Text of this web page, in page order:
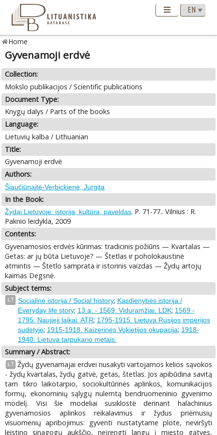
Home
Gyvenamoji erdvė
Collection:
Mokslo publikacijos / Scientific publications
Document Type:
Knygų dalys / Parts of the books
Language:
Lietuvių kalba / Lithuanian
Title:
Gyvenamoji erdvė
Authors:
Šiaučiūnaitė-Verbickienė, Jurgita
In the Book:
Žydai Lietuvoje: istorija, kultūra, paveldas. P. 71-77.. Vilnius : R.
Paknio leidykla, 2009
Contents:
Gyvenamosios erdvės kūrimas: tradicinis požiūris — Kvartalas —
Getas: ar jų būta Lietuvoje? — Štetlas ir poholokaustinė
atmintis — Štetlo samprata ir istorinis vaizdas — Žydų artojų
kaimas Degsnė.
Subject terms:
LT Socialinė istorija / Social history; Kasdienybės istorija /
Everyday life story; 13 a. - 1569. Viduramžiai. LDK; 1569 -
1795. Naujieji laikai. ATR; 1795-1915. Lietuva Rusijos imperijos
sudėtyje; 1915-1918. Kaizerinės Vokietijos okupacija; 1918-
1940. Lietuva tarpukario metais.
Summary / Abstract:
LT Žydų gyvenamajai erdvei nusakyti vartojamos kelios sąvokos
- žydų kvartalas, žydų gatvė, getas, štetlas. Jos apibūdina savitą
tam tikro laikotarpio, sociokultūrinės aplinkos, komunikacijos
formų, ekonominių sąlygų nulemtą bendruomeninio gyvenimo
modelį. Visi šie modeliai susiklostė derinant halachinius
gyvenamosios aplinkos reikalavimus ir žydus priėmusių
visuomenių apribojimus: gyventi nustatytame plote, neviršyti
leistino sinagogų aukščio, neįrengti langų į miesto gatves,